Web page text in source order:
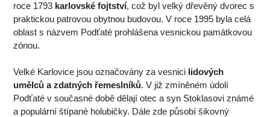
roce 1793 karlovské fojtství, což byl velký dřevěný dvorec s
praktickou patrovou obytnou budovou. V roce 1995 byla celá
oblast s názvem Podťaté prohlášena vesnickou památkovou
zónou.
Velké Karlovice jsou označovány za vesnici lidových
umělců a zdatných řemeslníků. V již zmíněném údolí
Podťaté v současné době dělají otec a syn Stoklasovi známé
a populární štípané holubičky. Dále zde působí šikovný